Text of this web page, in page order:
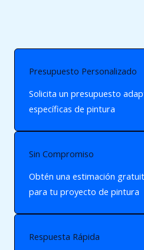
Presupuesto Personalizado
Solicita un presupuesto
específicas de pintura
Sin Compromiso
Obtén una estimación
para tu proyecto de pintura
Respuesta Rápida